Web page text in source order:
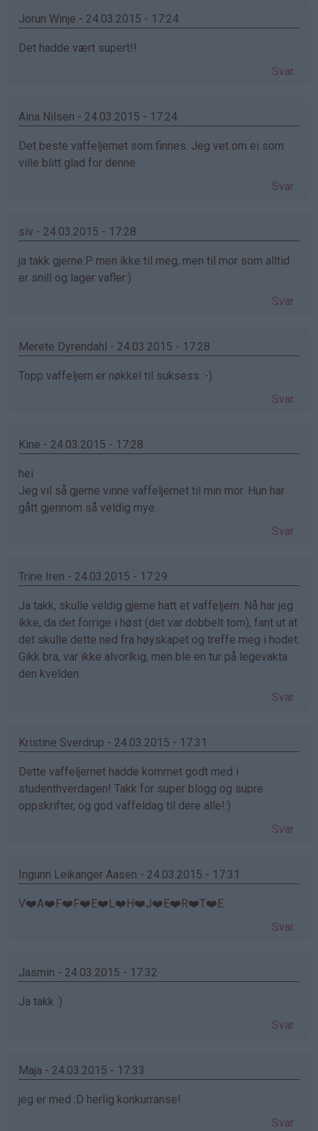
Jorun Winje - 24.03.2015 - 17:24
Det hadde vært supert!!
Svar
Aina Nilsen - 24.03.2015 - 17:24
Det beste vaffeljernet som finnes. Jeg vet om ei som
ville blitt glad for denne
Svar
siv - 24.03.2015 - 17:28
ja takk gjerne:P men ikke til meg, men til mor som alltid
er snill og lager vafler:)
Svar
Merete Dyrendahl - 24.03.2015 - 17:28
Topp vaffeljern er nøkkel til suksess :-)
Svar
Kine - 24.03.2015 - 17:28
hei
Jeg vil så gjerne vinne vaffeljernet til min mor. Hun har
gått gjennom så veldig mye.
Svar
Trine Iren - 24.03.2015 - 17:29
Ja takk, skulle veldig gjerne hatt et vaffeljern. Nå har jeg
ikke, da det forrige i høst (det var dobbelt tom), fant ut at
det skulle dette ned fra høyskapet og treffe meg i hodet.
Gikk bra, var ikke alvorlkig, men ble en tur på legevakta
den kvelden.
Svar
Kristine Sverdrup - 24.03.2015 - 17:31
Dette vaffeljernet hadde kommet godt med i
studenthverdagen! Takk for super blogg og supre
oppskrifter, og god vaffeldag til dere alle!:)
Svar
Ingunn Leikanger Aasen - 24.03.2015 - 17:31
V❤️A❤️F❤️F❤️E❤️L❤️H❤️J❤️E❤️R❤️T❤️E
Svar
Jasmin - 24.03.2015 - 17:32
Ja takk :)
Svar
Maja - 24.03.2015 - 17:33
jeg er med :D herlig konkurranse!
Svar